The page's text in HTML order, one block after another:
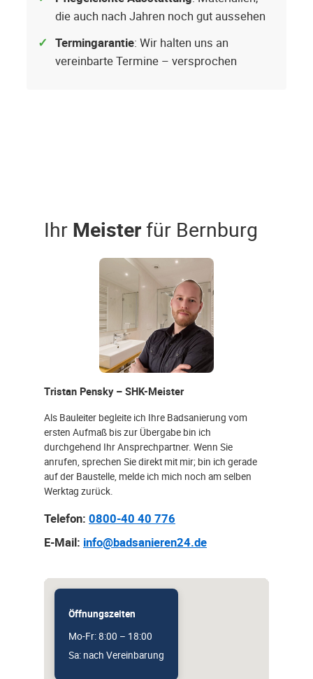
die auch nach Jahren noch gut aussehen
Termingarantie: Wir halten uns an
vereinbarte Termine – versprochen
Ihr Meisterfür Bernburg
Tristan Pensky – SHK-Meister
Als Bauleiter begleite ich Ihre Badsanierung vom
ersten Aufmaß bis zur Übergabe bin ich
durchgehend Ihr Ansprechpartner. Wenn Sie
anrufen, sprechen Sie direkt mit mir; bin ich gerade
auf der Baustelle, melde ich mich noch am selben
Werktag zurück.
Telefon: 0800-40 40 776
E-Mail: info@badsanieren24.de
Öffnungszeiten
Mo-Fr: 8:00 – 18:00
Sa: nach Vereinbarung